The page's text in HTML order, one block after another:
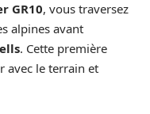
GR10, vous traversez
alpines avant
. Cette première
avec le terrain et